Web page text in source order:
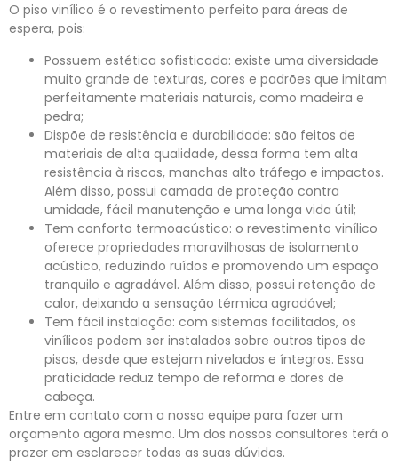
O piso vinílico é o revestimento perfeito para áreas de
espera, pois:
Possuem estética sofisticada: existe uma diversidade
muito grande de texturas, cores e padrões que imitam
perfeitamente materiais naturais, como madeira e
pedra;
Dispõe de resistência e durabilidade: são feitos de
materiais de alta qualidade, dessa forma tem alta
resistência à riscos, manchas alto tráfego e impactos.
Além disso, possui camada de proteção contra
umidade, fácil manutenção e uma longa vida útil;
Tem conforto termoacústico: o revestimento vinílico
oferece propriedades maravilhosas de isolamento
acústico, reduzindo ruídos e promovendo um espaço
tranquilo e agradável. Além disso, possui retenção de
calor, deixando a sensação térmica agradável;
Tem fácil instalação: com sistemas facilitados, os
vinílicos podem ser instalados sobre outros tipos de
pisos, desde que estejam nivelados e íntegros. Essa
praticidade reduz tempo de reforma e dores de
cabeça.
Entre em contato com a nossa equipe para fazer um
orçamento agora mesmo. Um dos nossos consultores terá o
prazer em esclarecer todas as suas dúvidas.